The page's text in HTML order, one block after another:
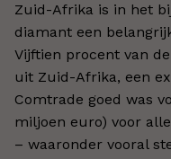
Zuid-Afrika is in het
diamant een
Vijftien procent van
uit Zuid-Afrika, een
Comtrade goed was
miljoen euro) voor
– waaronder vooral